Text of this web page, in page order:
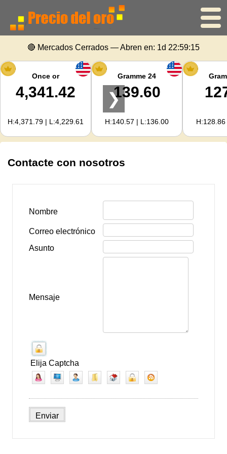
Inicio
Precio del oro
Precio de la plata
Calculadora de oro
🔴 Mercados Cerrados — Abren en: 1d 22:59:15
Once or
4,341.42
H:4,371.79 | L:4,229.61
Gramme 24
139.60
H:140.57 | L:136.00
❯
Contacte con nosotros
Nombre
Correo electrónico
Asunto
Mensaje
Elija Captcha